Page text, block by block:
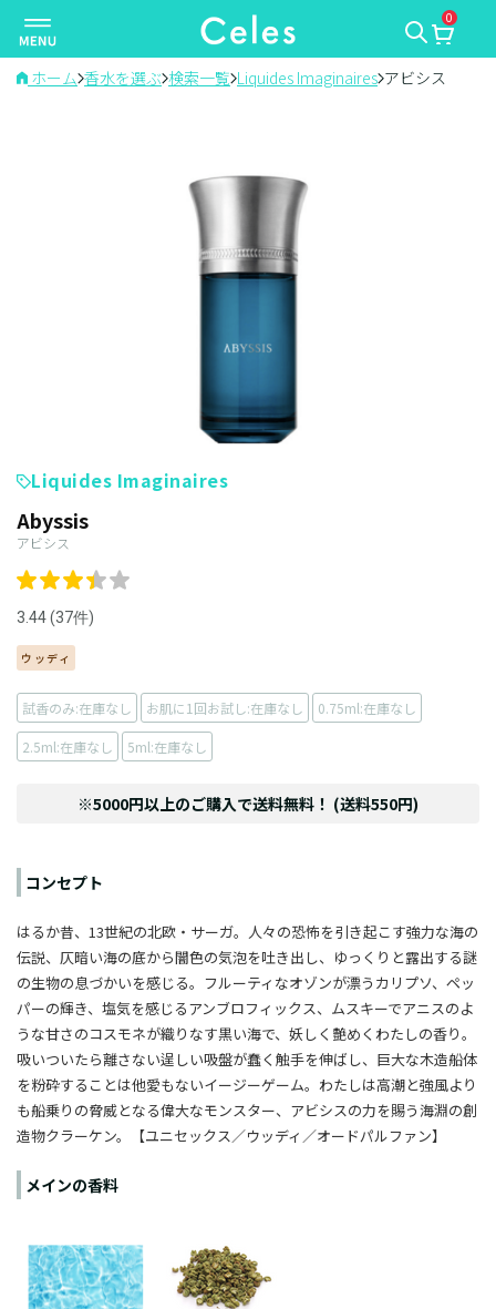
ナ
ビ
ゲ
0
ホーム 香水を選ぶ 検索一覧 Liquides Imaginaires アビシス
Liquides Imaginaires
Abyssis
アビシス
3.44 (37件)
ウッディ
試香のみ:在庫なし お肌に1回お試し:在庫なし 0.75ml:在庫なし
2.5ml:在庫なし 5ml:在庫なし
※5000円以上のご購入で送料無料！ (送料550円)
コンセプト
はるか昔、13世紀の北欧・サーガ。人々の恐怖を引き起こす強力な海の
伝説、仄暗い海の底から闇色の気泡を吐き出し、ゆっくりと露出する謎
の生物の息づかいを感じる。フルーティなオゾンが漂うカリプソ、ペッ
パーの輝き、塩気を感じるアンブロフィックス、ムスキーでアニスのよ
うな甘さのコスモネが織りなす黒い海で、妖しく艶めくわたしの香り。
吸いついたら離さない逞しい吸盤が蠢く触手を伸ばし、巨大な木造船体
を粉砕することは他愛もないイージーゲーム。わたしは高潮と強風より
も船乗りの脅威となる偉大なモンスター、アビシスの力を賜う海淵の創
造物クラーケン。
【ユニセックス／ウッディ／オードパルファン】
メインの香料